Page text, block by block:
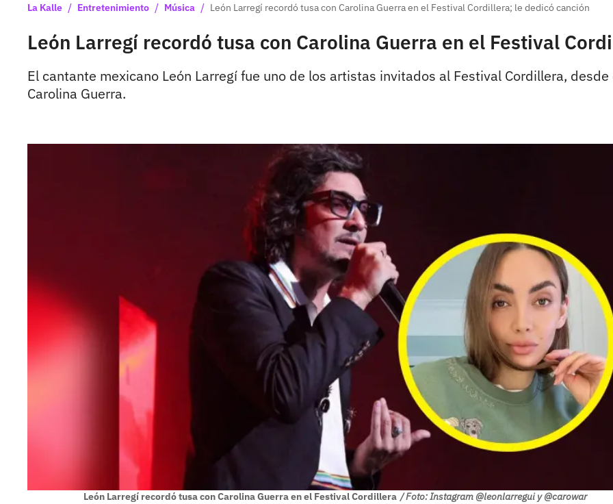
La Kalle / Entretenimiento / Música / León Larregí recordó tusa con Carolina Guerra en el Festival Cordillera; le dedicó canción
León Larregí recordó tusa con Carolina Guerra en el Festival
El cantante mexicano León Larregí fue uno de los artistas invitados al Festival Cordillera,
Carolina Guerra.
León Larregí recordó tusa con Carolina Guerra en el Festival Cordillera / Foto: Instagram @leonlarregui y @carowar